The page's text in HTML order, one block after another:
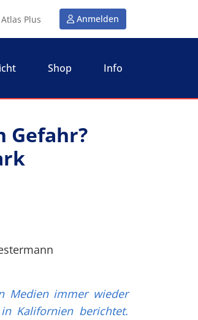
Plus Anmelden
Shop Info
Gefahr?
Medien immer wieder
Kalifornien berichtet.